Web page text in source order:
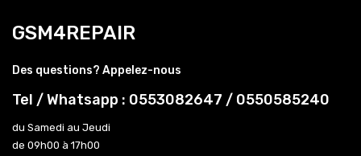
GSM4REPAIR
Des questions? Appelez-nous
Tel / Whatsapp : 0553082647 / 0550585240
du Samedi au Jeudi
de 09h00 à 17h00